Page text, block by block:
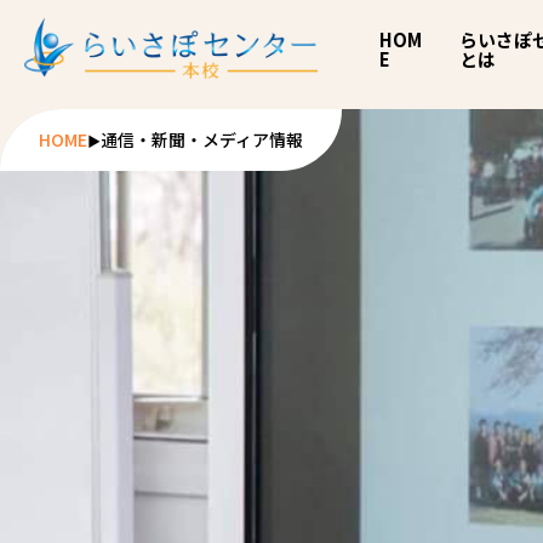
HOM
E
らいさぽ
とは
HOME 通信・新聞・メディア情報